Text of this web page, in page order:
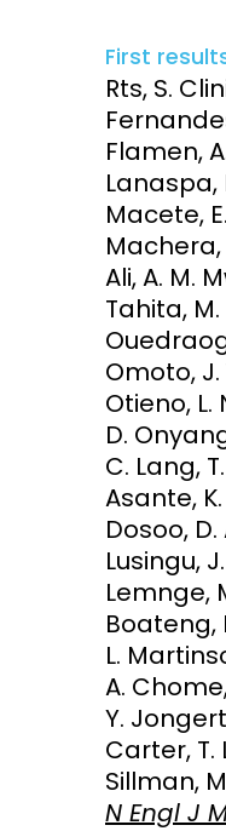
First
Rts, S.
Flamen,
Lanaspa,
Macete,
Machera,
Ali, A. M.
Tahita,
Omoto, J.
Otieno, L.
D.
C. Lang,
Asante,
Dosoo,
Lusingu,
Lemnge,
Boateng,
L.
A.
Y.
Carter, T.
Sillman,
N Engl J